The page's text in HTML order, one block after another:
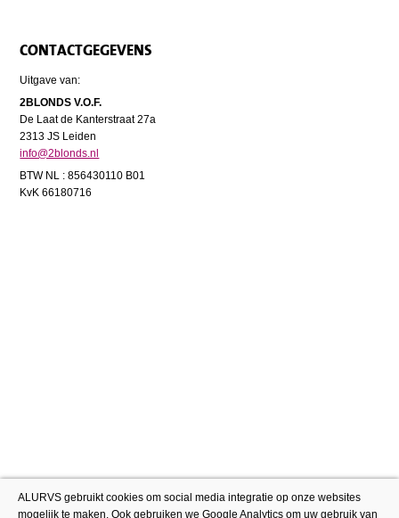
CONTACTGEGEVENS
Uitgave van:
2BLONDS V.O.F.
De Laat de Kanterstraat 27a
2313 JS Leiden
info@2blonds.nl
BTW NL : 856430110 B01
KvK 66180716
ALURVS gebruikt cookies om social media integratie op onze websites
mogelijk te maken. Ook gebruiken we Google Analytics om uw gebruik van